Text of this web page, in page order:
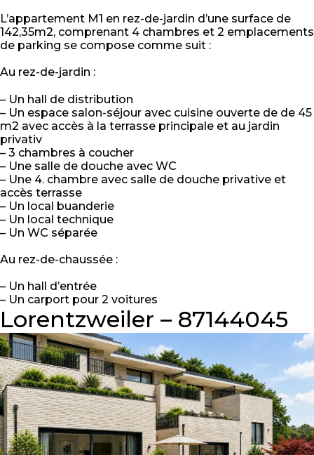
L’appartement M1 en rez-de-jardin d’une surface de
142,35m2, comprenant 4 chambres et 2 emplacements
de parking se compose comme suit :
Au rez-de-jardin :
– Un hall de distribution
– Un espace salon-séjour avec cuisine ouverte de de 45
m2 avec accès à la terrasse principale et au jardin
privativ
– 3 chambres à coucher
– Une salle de douche avec WC
– Une 4. chambre avec salle de douche privative et
accès terrasse
– Un local buanderie
– Un local technique
– Un WC séparée
Au rez-de-chaussée :
– Un hall d’entrée
– Un carport pour 2 voitures
Lorentzweiler – 87144045